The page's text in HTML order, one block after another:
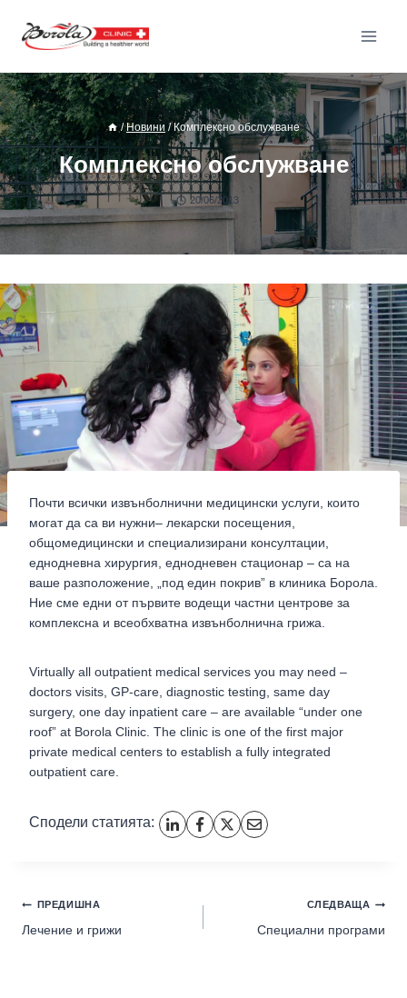
/ Новини / Комплексно обслужване
Комплексно обслужване
20/06/2013
Почти всички извънболнични медицински услуги, които
могат да са ви нужни– лекарски посещения,
общомедицински и специализирани консултации,
еднодневна хирургия, еднодневен стационар – са на
ваше разположение, „под един покрив” в клиника Борола.
Ние сме едни от първите водещи частни центрове за
комплексна и всеобхватна извънболнична грижа.
Virtually all outpatient medical services you may need –
doctors visits, GP-care, diagnostic testing, same day
surgery, one day inpatient care – are available “under one
roof” at Borola Clinic. The clinic is one of the first major
private medical centers to establish a fully integrated
outpatient care.
Сподели статията:
ПРЕДИШНА
Лечение и грижи
СЛЕДВАЩА
Специални програми